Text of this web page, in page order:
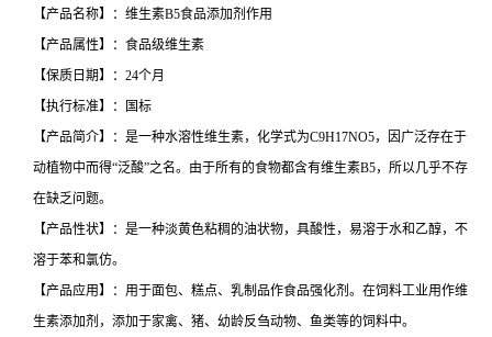
【产品名称】：维生素B5食品添加剂作用
【产品属性】：食品级维生素
【保质日期】：24个月
【执行标准】：国标
【产品简介】：是一种水溶性维生素，化学式为C9H17NO5，因广泛存在于
动植物中而得“泛酸”之名。由于所有的食物都含有维生素B5，所以几乎不存
在缺乏问题。
【产品性状】：是一种淡黄色粘稠的油状物，具酸性，易溶于水和乙醇，不
溶于苯和氯仿。
【产品应用】：用于面包、糕点、乳制品作食品强化剂。在饲料工业用作维
生素添加剂，添加于家禽、猪、幼龄反刍动物、鱼类等的饲料中。